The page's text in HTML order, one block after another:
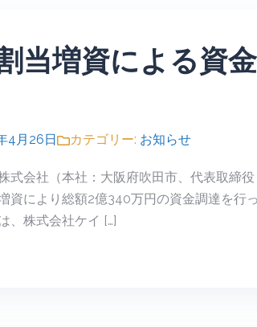
当増資による資
4月26日 カテゴリー: お知らせ
式会社（本社：大阪府吹田市、代表取締
資により総額2億340万円の資金調達を行
、株式会社ケイ […]